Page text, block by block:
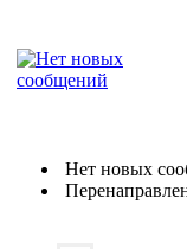
Нет новых